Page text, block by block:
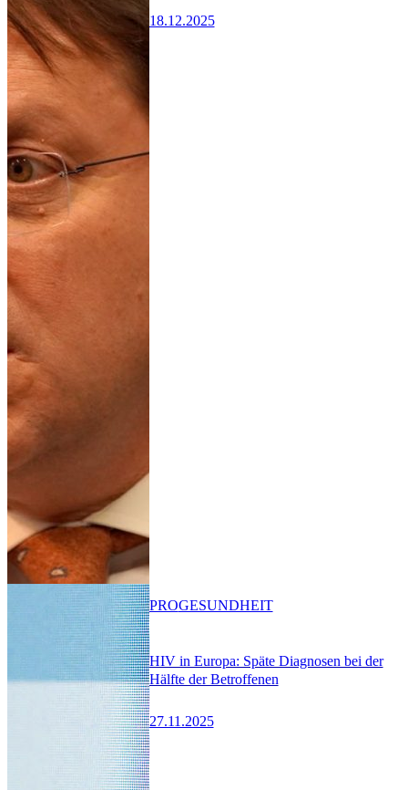
18.12.2025
HIV in Europa: Späte Diagnosen bei der
Hälfte der Betroffenen
27.11.2025
PROGESUNDHEIT